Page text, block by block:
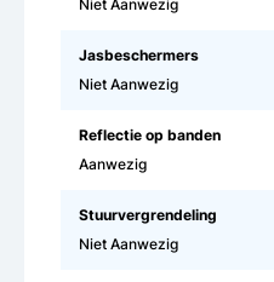
Niet Aanwezig
Jasbeschermers
Niet Aanwezig
Reflectie op banden
Aanwezig
Stuurvergrendeling
Niet Aanwezig